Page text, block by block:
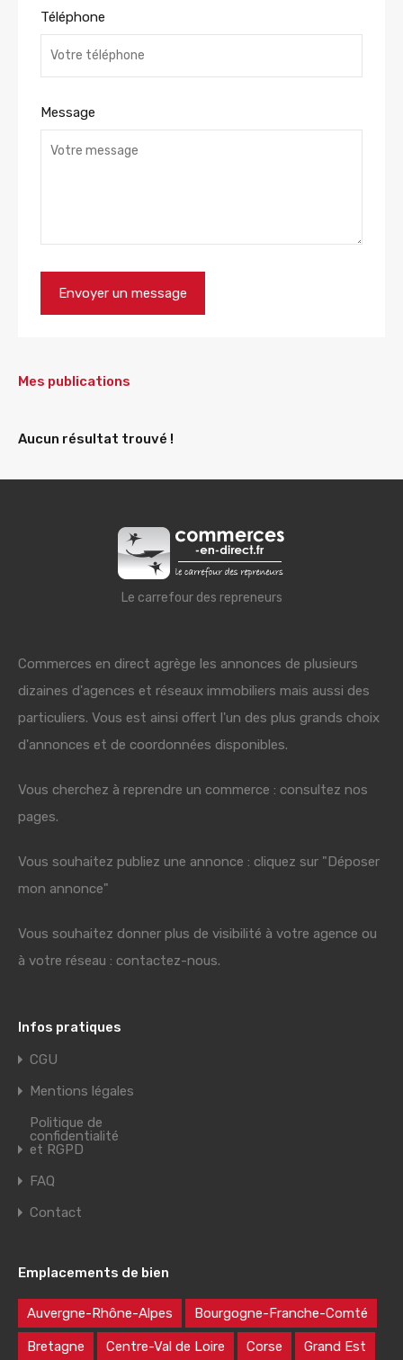
Téléphone
Message
Mes publications
Aucun résultat trouvé !
Le carrefour des repreneurs
Commerces en direct agrège les annonces de plusieurs
dizaines d'agences et réseaux immobiliers mais aussi des
particuliers. Vous est ainsi offert l'un des plus grands choix
d'annonces et de coordonnées disponibles.
Vous cherchez à reprendre un commerce : consultez nos
pages.
Vous souhaitez publiez une annonce : cliquez sur "Déposer
mon annonce"
Vous souhaitez donner plus de visibilité à votre agence ou
à votre réseau : contactez-nous.
Infos pratiques
CGU
Mentions légales
Politique de
confidentialité
et RGPD
FAQ
Contact
Emplacements de bien
Auvergne-Rhône-Alpes Bourgogne-Franche-Comté
Bretagne Centre-Val de Loire Corse Grand Est